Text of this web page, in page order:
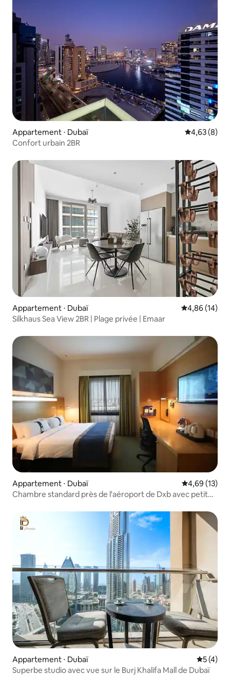
Appartement ⋅ Dubaï Évaluation
4,63 (8)
Confort urbain 2BR
Appartement ⋅ Dubaï Évaluation
4,86 (14)
Silkhaus Sea View 2BR | Plage privée | Emaar
Appartement ⋅ Dubaï Évaluation
4,69 (13)
Chambre standard près de l'aéroport de Dxb avec petit
Appartement ⋅ Dubaï
5 (4)
Superbe studio avec vue sur le Burj Khalifa Mall de Dubaï